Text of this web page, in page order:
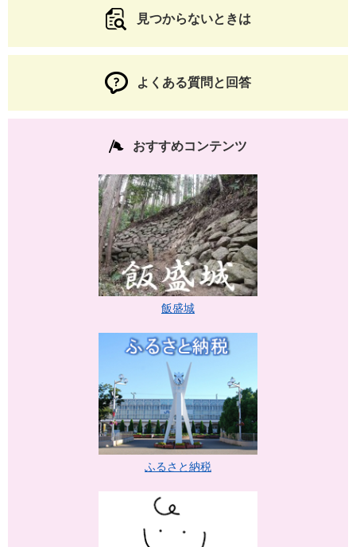
見つからないときは
よくある質問と回答
おすすめコンテンツ
飯盛城
ふるさと納税